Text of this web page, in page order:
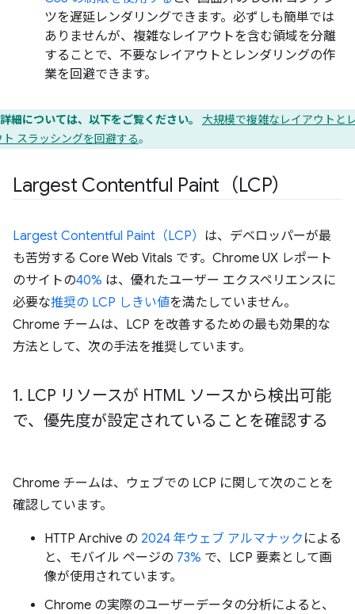
ツを遅延レンダリングできます。必ずしも簡単では
ありませんが、複雑なレイアウトを含む領域を分離
することで、不要なレイアウトとレンダリングの作
業を回避できます。
詳細については、以下をご覧ください。
大規模で複雑なレイアウトと
ト スラッシングを回避する。
Largest Contentful Paint（LCP）
Largest Contentful Paint（LCP） は、デベロッパーが最
も苦労する Core Web Vitals です。Chrome UX レポート
のサイトの40% は、優れたユーザー エクスペリエンスに
必要な推奨の LCP しきい値を満たしていません。
Chrome チームは、LCP を改善するための最も効果的な
方法として、次の手法を推奨しています。
1. LCP リソースが HTML ソースから検出可能
で、優先度が設定されていることを確認する
Chrome チームは、ウェブでの LCP に関して次のことを
確認しています。
HTTP Archive の 2024 年ウェブ アルマナック による
と、モバイル ページの 73% で、LCP 要素として画
像が使用されています。
Chrome の実際のユーザーデータの分析によると、